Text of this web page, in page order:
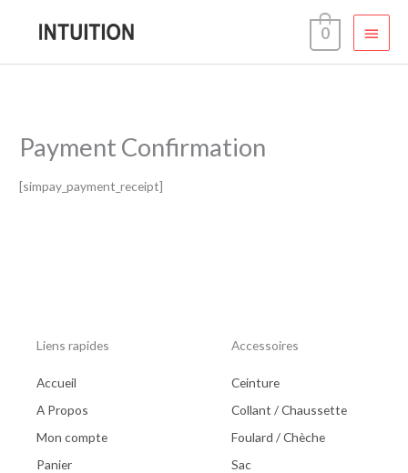
Menu
0
Payment Confirmation
[simpay_payment_receipt]
Liens rapides
Accueil
A Propos
Mon compte
Panier
Accessoires
Ceinture
Collant / Chaussette
Foulard / Chèche
Sac